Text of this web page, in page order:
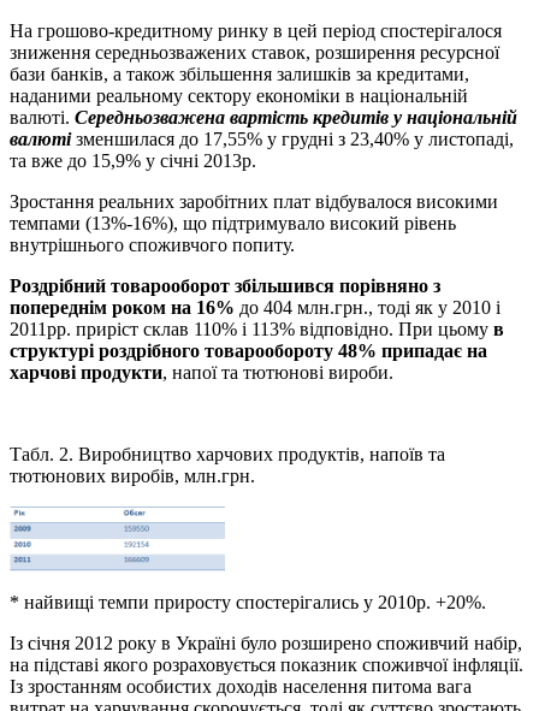
На грошово-кредитному ринку в цей період спостерігалося
зниження середньозважених ставок, розширення ресурсної
бази банків, а також збільшення залишків за кредитами,
наданими реальному сектору економіки в національній
валюті. Середньозважена вартість кредитів у національній
валютізменшилася до 17,55% у грудні з 23,40% у листопаді,
та вже до 15,9% у січні 2013р.
Зростання реальних заробітних плат відбувалося високими
темпами (13%-16%), що підтримувало високий рівень
внутрішнього споживчого попиту.
Роздрібний товарооборот збільшився порівняно з
попереднім роком на 16% до 404 млн.грн., тоді як у 2010 і
2011рр. приріст склав 110% і 113% відповідно. При цьому в
структурі роздрібного товарообороту 48% припадає на
харчові продукти, напої та тютюнові вироби.
Табл. 2. Виробництво харчових продуктів, напоїв та
тютюнових виробів, млн.грн.
* найвищі темпи приросту спостерігались у 2010р. +20%.
Із січня 2012 року в Україні було розширено споживчий набір,
на підставі якого розраховується показник споживчої інфляції.
Із зростанням особистих доходів населення питома вага